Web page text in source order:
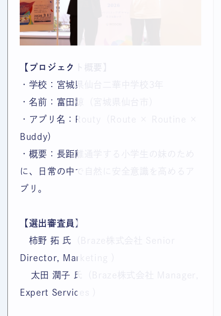
【プロジェクト概要】
・学校：宮城県仙台二華中学校3年
・名前：富田諒（宮城県仙台市）
・アプリ名：Routy（Route × Routine ×
Buddy）
・概要：長距離通学する小学生の妹のため
に、日常の中で自然に安全意識を高めるア
プリ。
【選出審査員】
柿野 拓 氏（Braze株式会社 Senior
Director, Marketing ）
太田 潤子 氏（Braze株式会社 Manager,
Expert Services ）